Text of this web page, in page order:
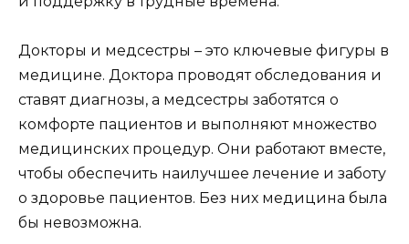
Докторы и медсестры – это ключевые фигуры в
медицине. Доктора проводят обследования и
ставят диагнозы, а медсестры заботятся о
комфорте пациентов и выполняют множество
медицинских процедур. Они работают вместе,
чтобы обеспечить наилучшее лечение и заботу
о здоровье пациентов. Без них медицина была
бы невозможна.